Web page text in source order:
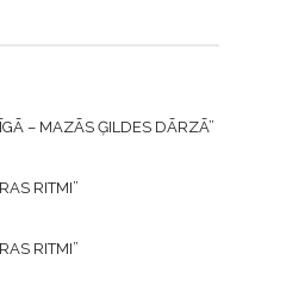
– MAZĀS ĢILDES DĀRZĀ”
RITMI”
RITMI”